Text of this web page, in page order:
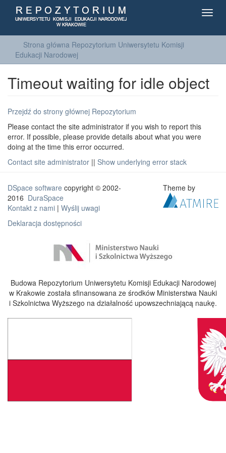
Strona główna Repozytorium Uniwersytetu Komisji
Edukacji Narodowej
Timeout waiting for idle object
Przejdź do strony głównej Repozytorium
Please contact the site administrator if you wish to report this
error. If possible, please provide details about what you were
doing at the time this error occurred.
Contact site administrator || Show underlying error stack
DSpace software copyright © 2002-
2016 DuraSpace
Kontakt z nami | Wyślij uwagi
Deklaracja dostępności
Theme by
Budowa Repozytorium Uniwersytetu Komisji Edukacji Narodowej
w Krakowie została sfinansowana ze środków Ministerstwa Nauki
i Szkolnictwa Wyższego na działalność upowszechniającą naukę.